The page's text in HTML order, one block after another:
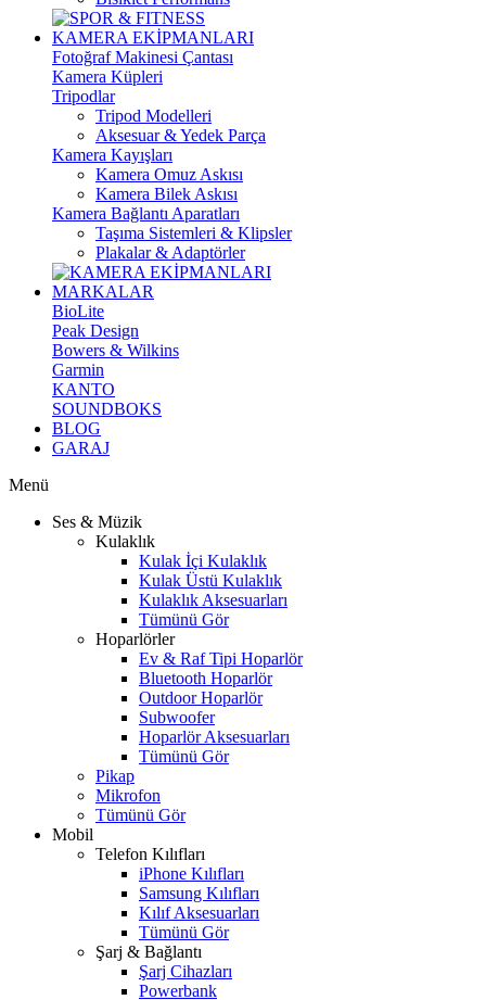
KAMERA EKİPMANLARI
Fotoğraf Makinesi Çantası
Kamera Küpleri
Tripodlar
Tripod Modelleri
Aksesuar & Yedek Parça
Kamera Kayışları
Kamera Omuz Askısı
Kamera Bilek Askısı
Kamera Bağlantı Aparatları
Taşıma Sistemleri & Klipsler
Plakalar & Adaptörler
MARKALAR
BioLite
Peak Design
Bowers & Wilkins
Garmin
KANTO
SOUNDBOKS
BLOG
GARAJ
Menü
Ses & Müzik
Kulaklık
Kulak İçi Kulaklık
Kulak Üstü Kulaklık
Kulaklık Aksesuarları
Tümünü Gör
Hoparlörler
Ev & Raf Tipi Hoparlör
Bluetooth Hoparlör
Outdoor Hoparlör
Subwoofer
Hoparlör Aksesuarları
Tümünü Gör
Pikap
Mikrofon
Tümünü Gör
Mobil
Telefon Kılıfları
iPhone Kılıfları
Samsung Kılıfları
Kılıf Aksesuarları
Tümünü Gör
Şarj & Bağlantı
Şarj Cihazları
Powerbank